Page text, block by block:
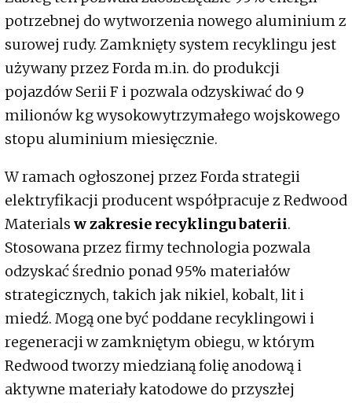
potrzebnej do wytworzenia nowego aluminium z
surowej rudy. Zamknięty system recyklingu jest
używany przez Forda m.in. do produkcji
pojazdów Serii F i pozwala odzyskiwać do 9
milionów kg wysokowytrzymałego wojskowego
stopu aluminium miesięcznie.
W ramach ogłoszonej przez Forda strategii
elektryfikacji producent współpracuje z Redwood
Materials w zakresie recyklingu baterii.
Stosowana przez firmy technologia pozwala
odzyskać średnio ponad 95% materiałów
strategicznych, takich jak nikiel, kobalt, lit i
miedź. Mogą one być poddane recyklingowi i
regeneracji w zamkniętym obiegu, w którym
Redwood tworzy miedzianą folię anodową i
aktywne materiały katodowe do przyszłej